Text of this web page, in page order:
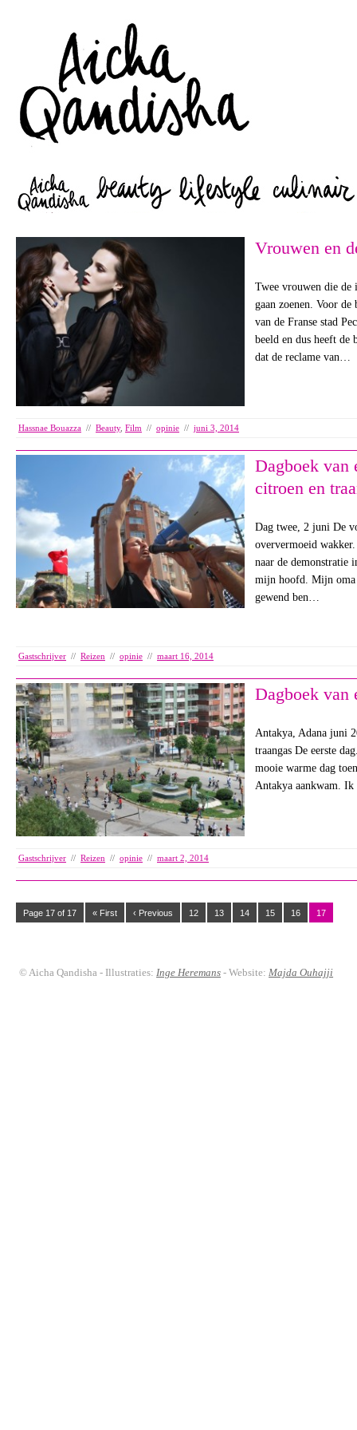
Vrouwen en
Twee vrouwen die de
gaan zoenen. Voor de
van de Franse stad
beeld en dus heeft de
dat de reclame van…
Hassnae Bouazza // Beauty, Film // opinie // juni 3, 2014
Dagboek van
citroen en
Dag twee, 2 juni De
oververmoeid
naar de demonstratie
mijn hoofd. Mijn oma
gewend ben…
Gastschrijver // Reizen // opinie // maart 16, 2014
Dagboek van
Antakya, Adana juni
traangas De eerste
mooie warme dag
Antakya aankwam.
Gastschrijver // Reizen // opinie // maart 2, 2014
Page 17 of 17 « First ‹ Previous 12 13 14 15 16 17
© Aicha Qandisha - Illustraties: Inge Heremans - Website: Majda Ouhajji